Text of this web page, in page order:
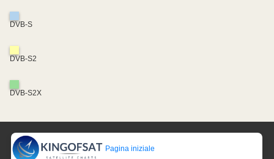
DVB-S
DVB-S2
DVB-S2X
Pagina iniziale